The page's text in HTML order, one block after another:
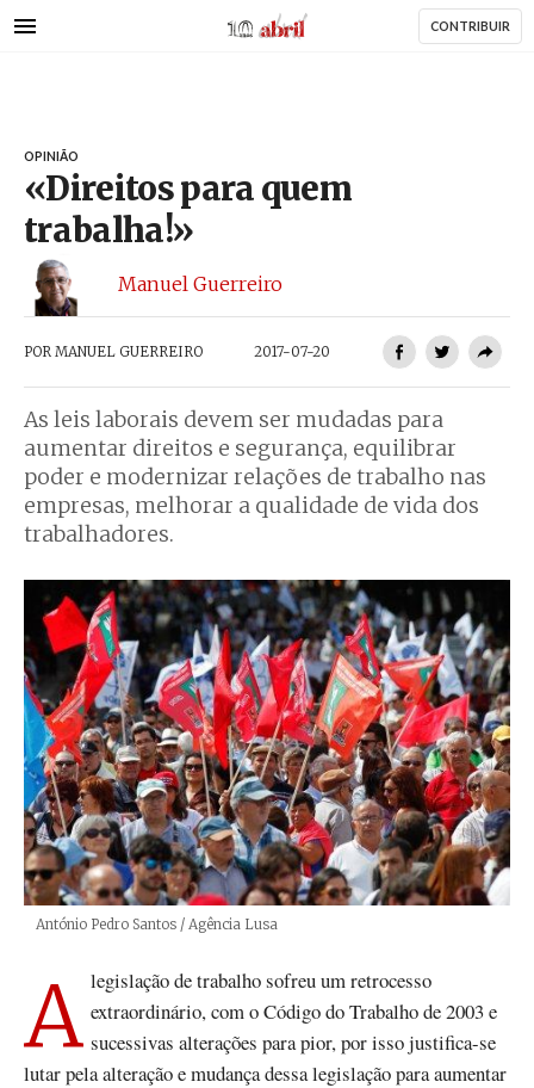
para
AbrilAbril CONTRIBUIR
OPINIÃO
«Direitos para quem
trabalha!»
Manuel Guerreiro
POR MANUEL GUERREIRO 2017-07-20
As leis laborais devem ser mudadas para
aumentar direitos e segurança, equilibrar
poder e modernizar relações de trabalho nas
empresas, melhorar a qualidade de vida dos
trabalhadores.
Créditos
António Pedro Santos / Agência Lusa
A legislação de trabalho sofreu um retrocesso extraordinário, com o Código do Trabalho de 2003 e
sucessivas alterações para pior, por isso justifica-se
lutar pela alteração e mudança dessa legislação para aumentar